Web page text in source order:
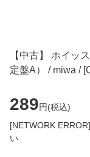
【中古】 ホイッ
定盤A） / miwa /
289円(税込)
[NETWORK
い